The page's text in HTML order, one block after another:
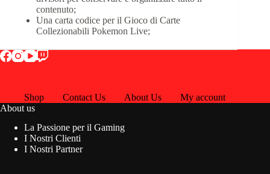
contenuto;
Una carta codice per il Gioco di Carte
Collezionabili Pokemon Live;
Shop Contact Us About Us
My account
About us
La Passione per il Gaming
I Nostri Clienti
I Nostri Partner